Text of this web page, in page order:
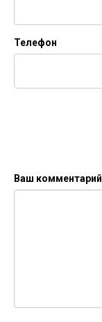
Телефон
Ваш комментарий